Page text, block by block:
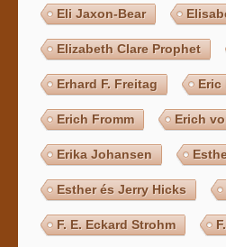
Eli Jaxon-Bear
Elizabeth Clare Prophet
Erhard F. Freitag Eric
Erich Fromm Erich
Erika Johansen
Esther és Jerry Hicks
F. E. Eckard Strohm